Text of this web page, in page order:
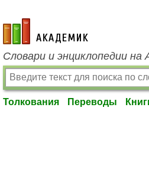
academic.ru
Словари и энциклопедии на
Толкования Переводы